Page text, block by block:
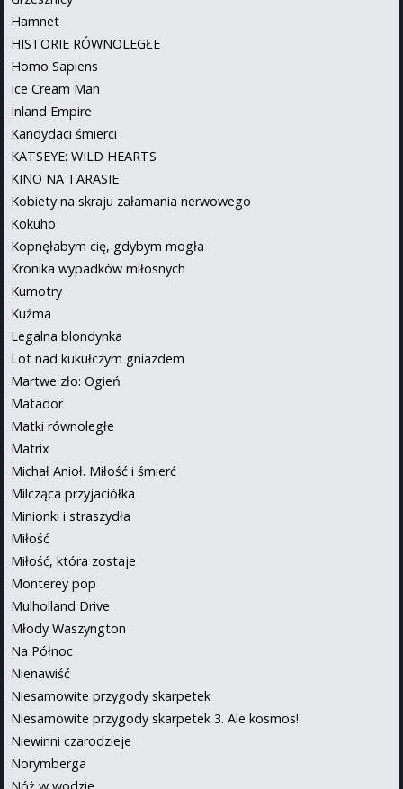
Hamnet
HISTORIE RÓWNOLEGŁE
Homo Sapiens
Ice Cream Man
Inland Empire
Kandydaci śmierci
KATSEYE: WILD HEARTS
KINO NA TARASIE
Kobiety na skraju załamania nerwowego
Kokuhō
Kopnęłabym cię, gdybym mogła
Kronika wypadków miłosnych
Kumotry
Kuźma
Legalna blondynka
Lot nad kukułczym gniazdem
Martwe zło: Ogień
Matador
Matki równoległe
Matrix
Michał Anioł. Miłość i śmierć
Milcząca przyjaciółka
Minionki i straszydła
Miłość
Miłość, która zostaje
Monterey pop
Mulholland Drive
Młody Waszyngton
Na Północ
Nienawiść
Niesamowite przygody skarpetek
Niesamowite przygody skarpetek 3. Ale kosmos!
Niewinni czarodzieje
Norymberga
Nóż w wodzie